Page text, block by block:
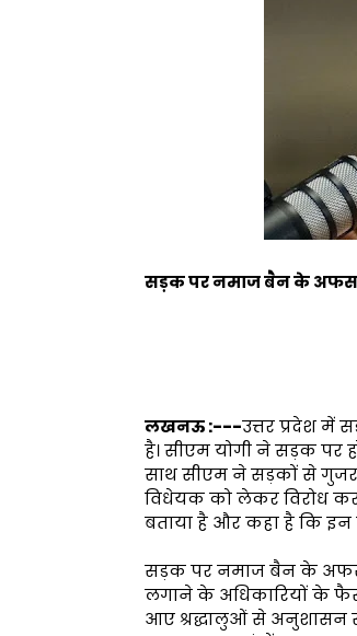
सड़क पर नमाज बैन के
लखनऊ :---उत्तर प्रदेश में
है। सीएम योगी ने सड़क पर
साथ सीएम ने सड़कों से
विधेयक को लेकर विरोध
बताया है और कहा है कि इन
सड़क पर नमाज बैन के
लगाने के अधिकारियों के
आए श्रद्धालुओं से अनुशासन